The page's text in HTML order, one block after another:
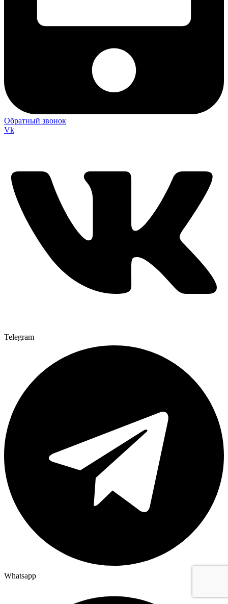
Обратный звонок
Vk
Telegram
Whatsapp